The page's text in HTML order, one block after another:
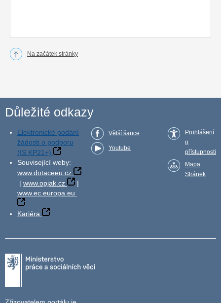
Na začátek stránky
Důležité odkazy
Elektronické podání
žádosti o podporu
(IS KP21+)
Související weby:
www.dotaceeu.cz
| www.opjak.cz
|
www.ec.europa.eu
Kariéra
Větší šance
Youtube
Prohlášení
o
přístupnosti
Mapa
Stránek